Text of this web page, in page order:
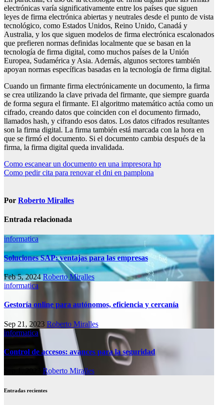
electrónicas varía significativamente entre los países que siguen
leyes de firma electrónica abiertas y neutrales desde el punto de vista
tecnológico, como Estados Unidos, Reino Unido, Canadá y
Australia, y los que siguen modelos de firma electrónica escalonados
que prefieren normas definidas localmente que se basan en la
tecnología de firma digital, como muchos países de la Unión
Europea, Sudamérica y Asia. Además, algunos sectores también
apoyan normas específicas basadas en la tecnología de firma digital.
Cuando un firmante firma electrónicamente un documento, la firma
se crea utilizando la clave privada del firmante, que siempre guarda
de forma segura el firmante. El algoritmo matemático actúa como un
cifrado, creando datos que coinciden con el documento firmado,
llamados hash, y cifrando esos datos. Los datos cifrados resultantes
son la firma digital. La firma también está marcada con la hora en
que se firmó el documento. Si el documento cambia después de la
firma, la firma digital queda invalidada.
Navegación
de
Como escanear un documento en una impresora hp
Como pedir cita para renovar el dni en pamplona
Por Roberto Miralles
Entrada relacionada
informatica
Soluciones SAP: ventajas para las empresas
Feb 5, 2024Roberto Miralles
informatica
Gestoría online para autónomos, eficiencia y cercanía
Sep 21, 2023 Roberto Miralles
informatica
Control de accesos: avances para la seguridad
Roberto Miralles
Entradas recientes